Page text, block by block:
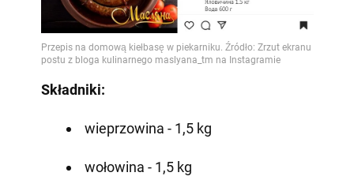
Video
Składniki:
wieprzowina - 1,5 kg
wołowina - 1,5 kg